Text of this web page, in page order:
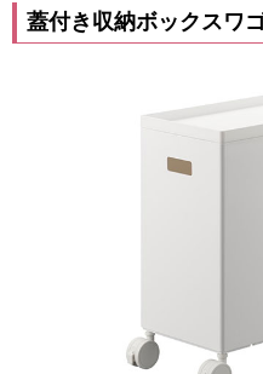
蓋付き収納ボックスワ